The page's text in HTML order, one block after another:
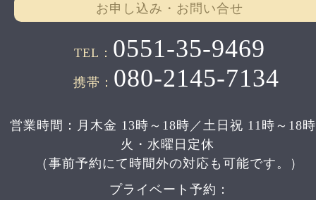
お申し込み・お問い合せ
TEL： 0551-35-9469
携帯： 080-2145-7134
営業時間：月木金 13時～18時／土日祝 11時～18
火・水曜日定休
（事前予約にて時間外の対応も可能です。）
プライベート予約：